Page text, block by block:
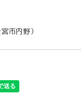
市内野）